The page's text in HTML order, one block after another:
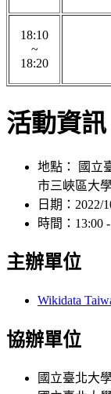
18:10
~
18:20
活動資訊
地點： 國立
市三峽區大
日期：2022/
時間：13:00
主辦單位
Wikidata
協辦單位
國立臺北大